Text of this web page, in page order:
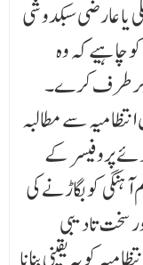
یا عارضی سبکدوشی
چاہیے کہ وہ
پر برطرف کرے۔
سے مطالبہ
پروفیسر کے
کو بگاڑنے کی
سخت تادیبی